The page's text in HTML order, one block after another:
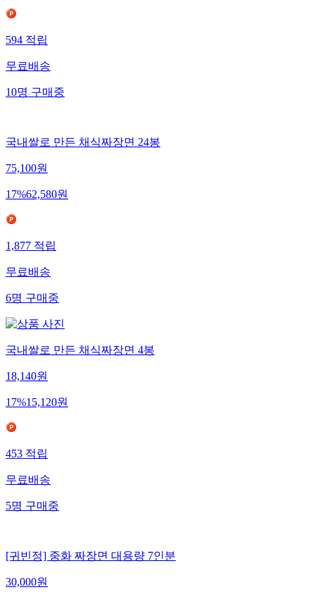
594적립
무료배송
10명구매중
국내쌀로 만든 채식짜장면 24봉
75,100원
17%62,580원
1,877적립
무료배송
6명구매중
국내쌀로 만든 채식짜장면 4봉
18,140원
17%15,120원
453적립
무료배송
5명구매중
[귀빈정] 중화 짜장면 대용량 7인분
30,000원